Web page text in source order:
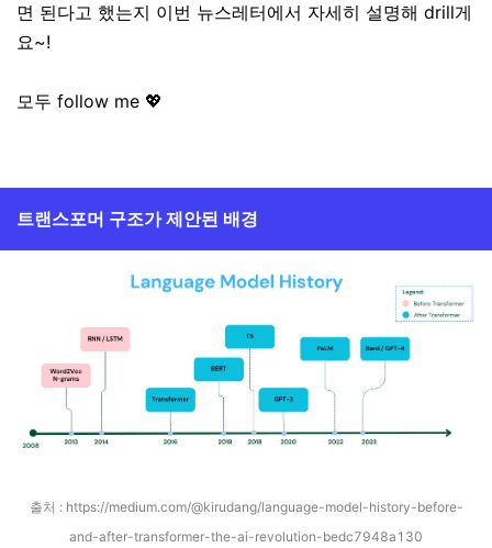
면 된다고 했는지 이번 뉴스레터에서 자세히 설명해 drill게
요~!
모두 follow me 💖
트랜스포머 구조가 제안된 배경
출처 : https://medium.com/@kirudang/language-model-history-before-
and-after-transformer-the-ai-revolution-bedc7948a130